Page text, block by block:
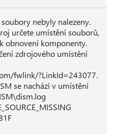
nebyly nalezeny.
určete umístění souborů,
obnovení komponenty.
zdrojového umístění
fwlink/?LinkId=243077.
se nachází v umístění